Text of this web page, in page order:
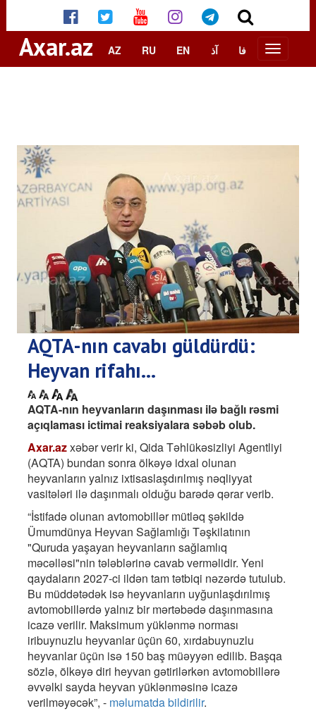
Axar.az AZ RU EN آذ فا
AQTA-nın cavabı güldürdü:
Heyvan rifahı...
AQTA-nın heyvanların daşınması ilə bağlı rəsmi
açıqlaması ictimai reaksiyalara səbəb olub.
Axar.azxəbər verir ki, Qida Təhlükəsizliyi Agentliyi
(AQTA) bundan sonra ölkəyə idxal olunan
heyvanların yalnız ixtisaslaşdırılmış nəqliyyat
vasitələri ilə daşınmalı olduğu barədə qərar verib.
“İstifadə olunan avtomobillər mütləq şəkildə
Ümumdünya Heyvan Sağlamlığı Təşkilatının
"Quruda yaşayan heyvanların sağlamlıq
məcəlləsi"nin tələblərinə cavab verməlidir. Yeni
qaydaların 2027-ci ildən tam tətbiqi nəzərdə tutulub.
Bu müddətədək isə heyvanların uyğunlaşdırılmış
avtomobillərdə yalnız bir mərtəbədə daşınmasına
icazə verilir. Maksimum yüklənmə norması
iribuynuzlu heyvanlar üçün 60, xırdabuynuzlu
heyvanlar üçün isə 150 baş müəyyən edilib. Başqa
sözlə, ölkəyə diri heyvan gətirilərkən avtomobillərə
əvvəlki sayda heyvan yüklənməsinə icazə
verilməyəcək”, - məlumatda bildirilir.